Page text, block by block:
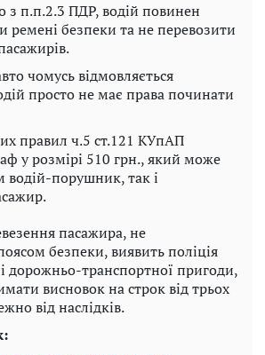
з п.п.2.3 ПДР, водій повинен
ремені безпеки та не перевозити
чомусь відмовляється
просто не має права починати
правил ч.5 ст.121 КУпАП
у розмірі 510 грн., який може
водій-порушник, так і
пасажира, не
безпеки, виявить поліція
дорожньо-транспортної пригоди,
висновок на строк від трьох
від наслідків.